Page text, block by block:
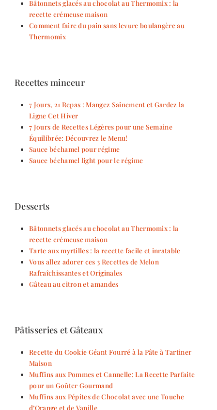
Bâtonnets glacés au chocolat au Thermomix : la
recette crémeuse maison
Comment faire du pain sans levure boulangère au
Thermomix
Recettes minceur
7 Jours, 21 Repas : Mangez Sainement et Gardez la
Ligne Cet Hiver
7 Jours de Recettes Légères pour une Semaine
Équilibrée: Découvrez le Menu!
Sauce béchamel pour régime
Sauce béchamel light pour le régime
Desserts
Bâtonnets glacés au chocolat au Thermomix : la
recette crémeuse maison
Tarte aux myrtilles : la recette facile et inratable
Vous allez adorer ces 3 Recettes de Melon
Rafraîchissantes et Originales
Gâteau au citron et amandes
Pâtisseries et Gâteaux
Recette du Cookie Géant Fourré à la Pâte à Tartiner
Maison
Muffins aux Pommes et Cannelle: La Recette Parfaite
pour un Goûter Gourmand
Muffins aux Pépites de Chocolat avec une Touche
d’Orange et de Vanille